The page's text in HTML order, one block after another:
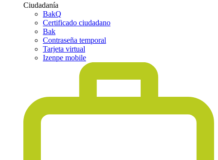
Ciudadanía
BakQ
Certificado ciudadano
Bak
Contraseña temporal
Tarjeta virtual
Izenpe mobile